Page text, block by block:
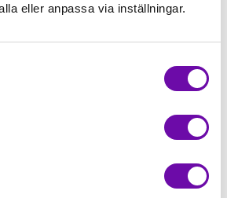
eller anpassa via inställningar.